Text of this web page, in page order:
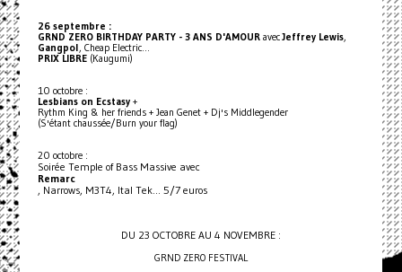
26 septembre :
GRND ZERO BIRTHDAY PARTY - 3 ANS D'AMOURavecJeffrey Lewis,
Gangpol, Cheap Electric...
PRIX LIBRE (Kaugumi)
10 octobre :
Lesbians on Ecstasy+
Rythm King & her friends + Jean Genet + Dj's Middlegender
(S'étant chaussée/Burn your flag)
20 octobre :
Soirée Temple of Bass Massive avec
Remarc
, Narrows, M3T4, Ital Tek... 5/7 euros
DU 23 OCTOBRE AU 4 NOVEMBRE :
GRND ZERO FESTIVAL